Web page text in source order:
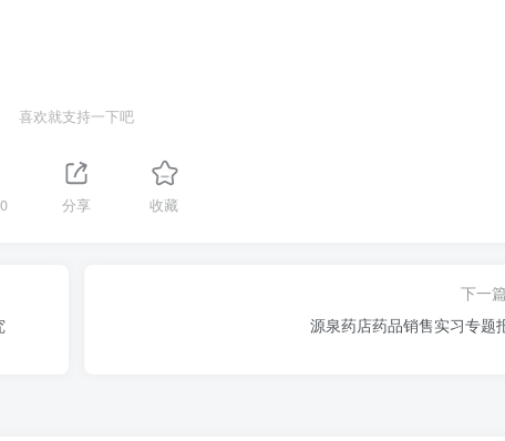
喜欢就支持一下吧
0 分享 收藏
下一
源泉药店药品销售实习专题